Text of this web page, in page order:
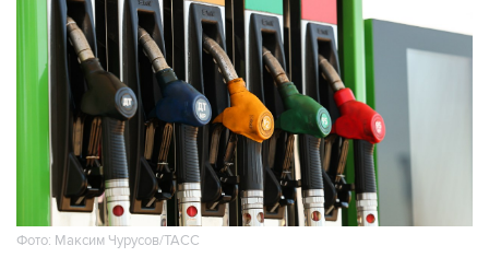
Фото: Максим Чурусов/ТАСС